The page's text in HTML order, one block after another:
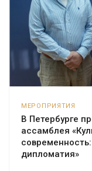
МЕРОПРИЯТИЯ
В Петербурге
ассамблея
дипломатия»